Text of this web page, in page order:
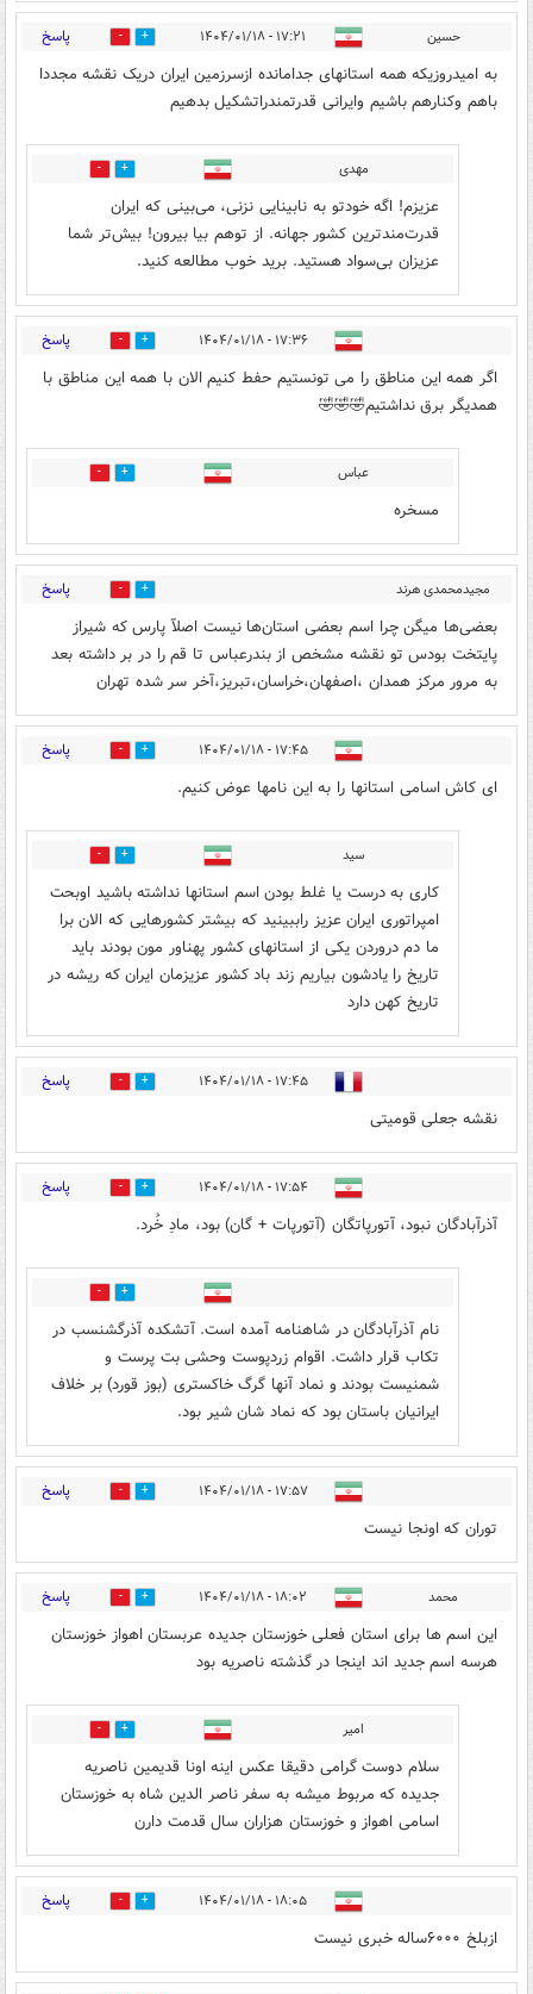
حسین ۱۷:۲۱ - ۱۴۰۴/۰۱/۱۸ 7 پاسخ
به امیدروزیکه همه استانهای جدامانده ازسرزمین ایران دریک نقشه مجددا
باهم وکنارهم باشیم وایرانی قدرتمندراتشکیل بدهیم
مهدی 3
عزیزم! اگه خودتو به نابینایی نزنی، می‌بینی که ایران
قدرت‌مندترین کشور جهانه. از توهم بیا بیرون! بیش‌تر شما
عزیزان بی‌سواد هستید. برید خوب مطالعه کنید.
۱۷:۳۶ - ۱۴۰۴/۰۱/۱۸ 8 پاسخ
اگر همه این مناطق را می تونستیم حفط کنیم الان با همه این مناطق با
همدیگر برق نداشتیم🤣🤣🤣
عباس 3
مسخره
مجیدمحمدی هرند
اصفهان
۱۷:۴۰ - ۱۴۰۴/۰۱/۱۸
3 پاسخ
بعضی‌ها میگن چرا اسم بعضی استان‌ها نیست اصلآ پارس که شیراز
پایتخت بودس تو نقشه مشخص از بندرعباس تا قم را در بر داشته بعد
به مرور مرکز همدان ،اصفهان،خراسان،تبریز،آخر سر شده تهران
۱۷:۴۵ - ۱۴۰۴/۰۱/۱۸ 2 پاسخ
ای کاش اسامی استانها را به این نامها عوض کنیم.
سید 10
کاری به درست یا غلط بودن اسم استانها نداشته باشید اوبحت
امپراتوری ایران عزیز راببینید که بیشتر کشورهایی که الان برا
ما دم دروردن یکی از استانهای کشور پهناور مون بودند باید
تاریخ را یادشون بیاریم زند باد کشور عزیزمان ایران که ریشه در
تاریخ کهن دارد
۱۷:۴۵ - ۱۴۰۴/۰۱/۱۸ 3 پاسخ
نقشه جعلی قومیتی
۱۷:۵۴ - ۱۴۰۴/۰۱/۱۸ 6 پاسخ
آذرآبادگان نبود، آتورپاتگان (آتورپات + گان) بود، مادِ خُرد.
3
نام آذرآبادگان در شاهنامه آمده است. آتشکده آذرگشنسب در
تکاب قرار داشت. اقوام زردپوست وحشی بت پرست و
شمنیست بودند و نماد آنها گرگ خاکستری (بوز قورد) بر خلاف
ایرانیان باستان بود که نماد شان شیر بود.
۱۷:۵۷ - ۱۴۰۴/۰۱/۱۸ 3 پاسخ
توران که اونجا نیست
محمد ۱۸:۰۲ - ۱۴۰۴/۰۱/۱۸ 1 پاسخ
این اسم ها برای استان فعلی خوزستان جدیده عربستان اهواز خوزستان
هرسه اسم جدید اند اینجا در گذشته ناصریه بود
امیر 2
سلام دوست گرامی دقیقا عکس اینه اونا قدیمین ناصریه
جدیده که مربوط میشه به سفر ناصر الدین شاه به خوزستان
اسامی اهواز و خوزستان هزاران سال قدمت دارن
۱۸:۰۵ - ۱۴۰۴/۰۱/۱۸ 2 پاسخ
ازبلخ ۶۰۰۰ساله خبری نیست